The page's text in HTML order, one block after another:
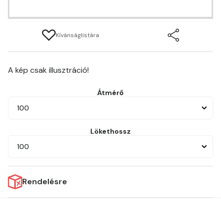
Kívánságlistára
A kép csak illusztráció!
Átmérő
100
Lökethossz
100
Rendelésre